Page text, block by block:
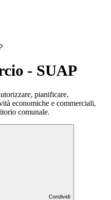
- SUAP
pianificare,
economiche e commerciali,
comunale.
Condividi